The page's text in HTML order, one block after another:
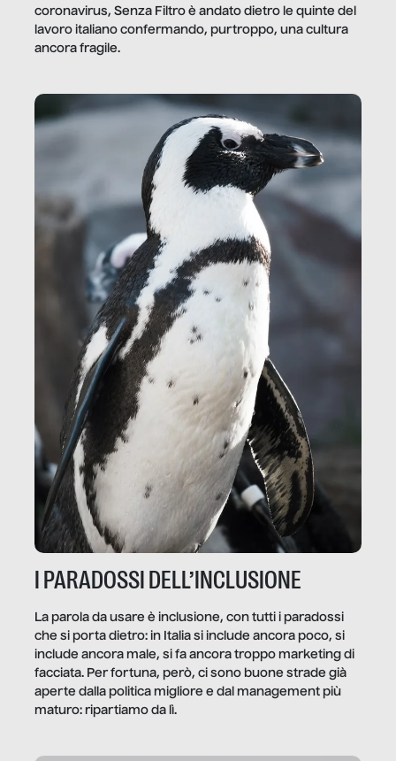
coronavirus, Senza Filtro è andato dietro le quinte del
lavoro italiano confermando, purtroppo, una cultura
ancora fragile.
I PARADOSSI DELL’INCLUSIONE
La parola da usare è inclusione, con tutti i paradossi
che si porta dietro: in Italia si include ancora poco, si
include ancora male, si fa ancora troppo marketing di
facciata. Per fortuna, però, ci sono buone strade già
aperte dalla politica migliore e dal management più
maturo: ripartiamo da lì.